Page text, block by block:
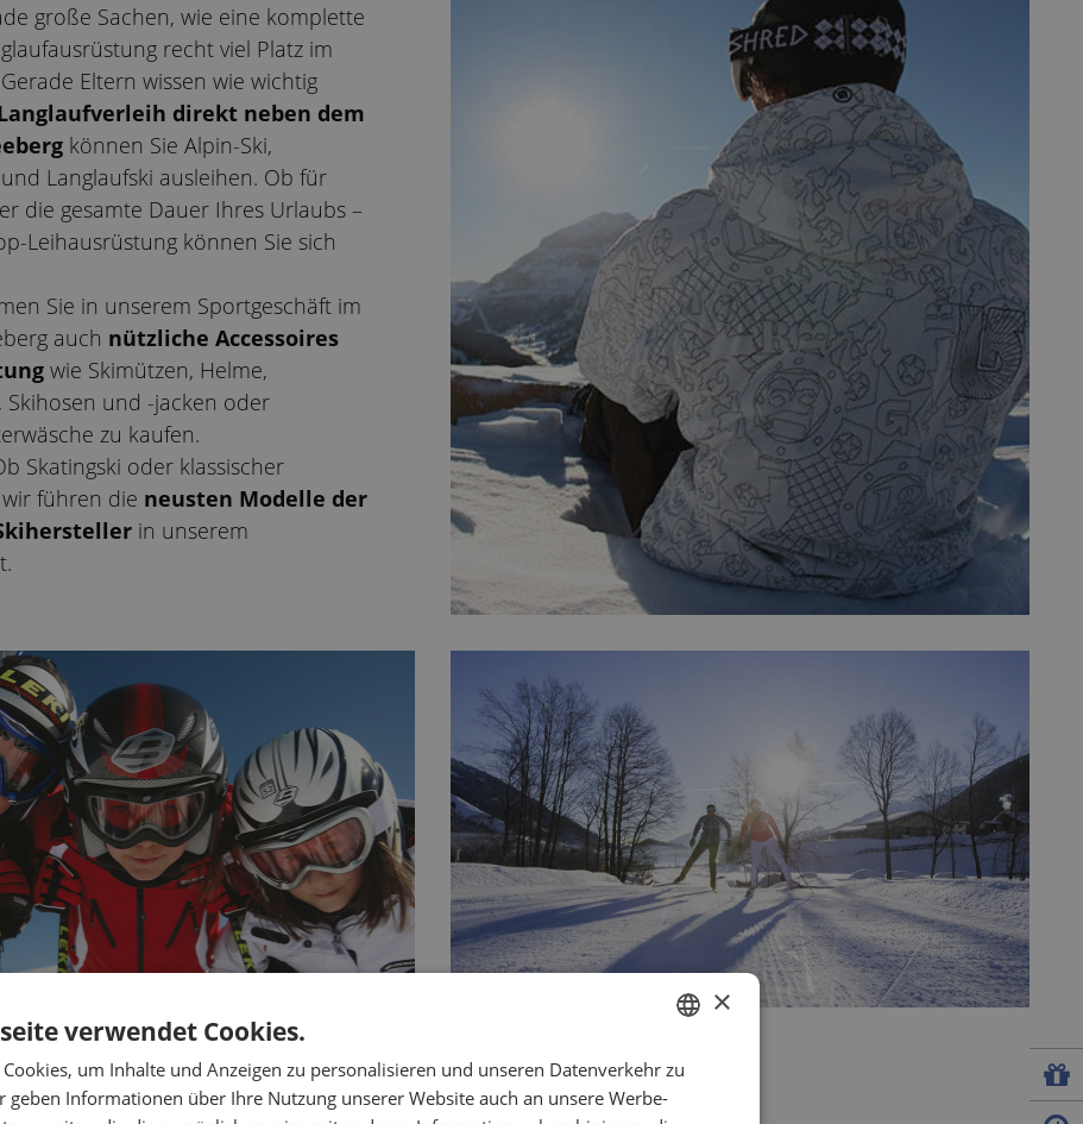
große Sachen, wie eine komplette
recht viel Platz im
Eltern wissen wie wichtig
direkt neben dem
können Sie Alpin-Ski,
Langlaufski ausleihen. Ob für
die gesamte Dauer Ihres Urlaubs –
Leihausrüstung können Sie sich
Sie in unserem Sportgeschäft im
auch nützliche Accessoires
wie Skimützen, Helme,
Skihosen und -jacken oder
zu kaufen.
Skatingski oder klassischer
führen die neusten Modelle der
in unserem
GERMAN
ENGLISH
×
verwendet Cookies.
um Inhalte und Anzeigen zu personalisieren und unseren Datenverkehr zu
geben Informationen über Ihre Nutzung unserer Website auch an unsere Werbe-